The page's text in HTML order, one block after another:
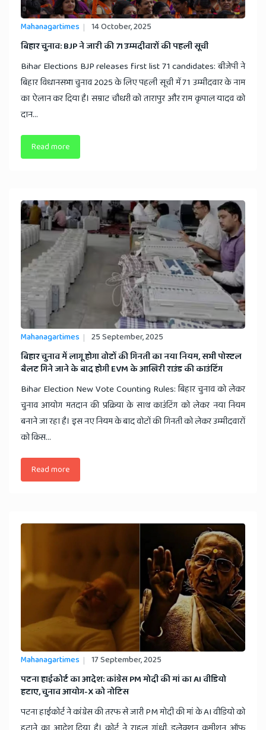
Mahanagartimes 14 October, 2025
बिहार चुनाव: BJP ने जारी की 71 उम्मदीवारों की पहली सूची
Bihar Elections BJP releases first list 71 candidates: बीजेपी ने
बिहार विधानसभा चुनाव 2025 के लिए पहली सूची में 71 उम्मीदवार के नाम
का ऐलान कर दिया है। सम्राट चौधरी को तारापुर और राम कृपाल यादव को
दान...
Read more
Mahanagartimes 25 September, 2025
​बिहार चुनाव में लागू होगा वोटों की गिनती का नया नियम, सभी पोस्टल
बैलट गिने जाने के बाद होगी EVM के आखिरी राउंड की काउंटिंग
Bihar Election New Vote Counting Rules: बिहार चुनाव को लेकर
चुनाव आयोग मतदान की प्रक्रिया के साथ काउंटिंग को लेकर नया नियम
बनाने जा रहा है। इस नए नियम के बाद वोटों की गिनती को लेकर उम्मीदवारों
को किस...
Read more
Mahanagartimes 17 September, 2025
पटना हाईकोर्ट का आदेश: कांग्रेस PM मोदी की मां का AI वीडियो
हटाए, चुनाव आयोग-X को नोटिस
पटना हाईकोर्ट ने कांग्रेस की तरफ से जारी PM मोदी की मां के AI वीडियो को